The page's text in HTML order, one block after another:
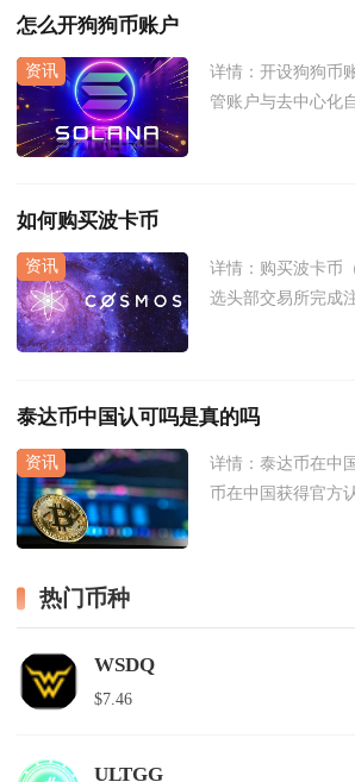
怎么开狗狗币账户
详情： 开设狗狗币
管账户与去中心化
如何购买波卡币
详情： 购买波卡币
选头部交易所完成
泰达币中国认可吗是真的吗
详情： 泰达币在中
币在中国获得官方
热门币种
WSDQ
$7.46
ULTGG